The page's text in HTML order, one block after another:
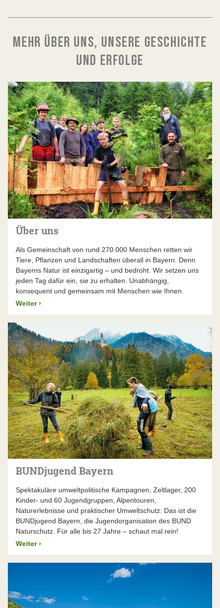
MEHR ÜBER UNS, UNSERE GESCHICHTE
UND ERFOLGE
Über uns
Als Gemeinschaft von rund 270.000 Menschen retten wir
Tiere, Pflanzen und Landschaften überall in Bayern. Denn
Bayerns Natur ist einzigartig – und bedroht. Wir setzen uns
jeden Tag dafür ein, sie zu erhalten. Unabhängig,
konsequent und gemeinsam mit Menschen wie Ihnen.
Weiter ›
BUNDjugend Bayern
Spektakuläre umweltpolitische Kampagnen, Zeltlager, 200
Kinder- und 60 Jugendgruppen, Alpentouren,
Naturerlebnisse und praktischer Umweltschutz: Das ist die
BUNDjugend Bayern, die Jugendorganisation des BUND
Naturschutz. Für alle bis 27 Jahre – schaut mal rein!
Weiter ›